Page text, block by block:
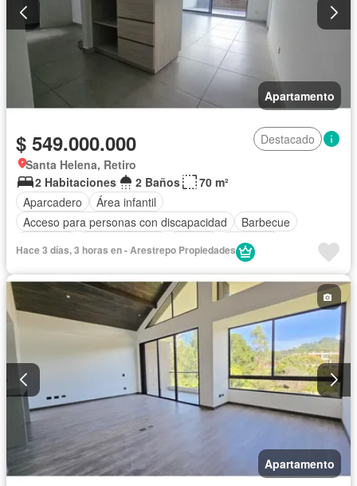
Apartamento
$ 549.000.000
Destacado
Santa Helena, Retiro
2 Habitaciones
2 Baños
70 m²
Aparcadero
Área infantil
Acceso para personas con discapacidad
Barbecue
Ascensor
Hace 3 días, 3 horas en - Arestrepo Propiedades
Apartamento